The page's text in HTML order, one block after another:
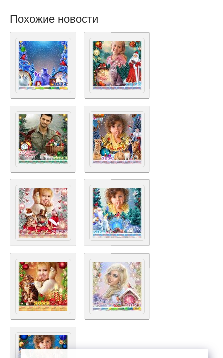
Похожие новости